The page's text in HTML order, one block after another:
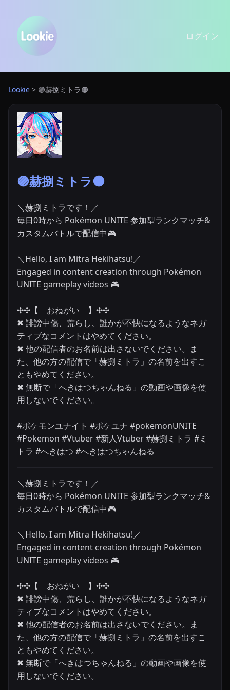
ログイン
Lookie > 🟣赫捌ミトラ🟠
🟣赫捌ミトラ🟠
＼赫捌ミトラです！／
毎日0時から Pokémon UNITE 参加型ランクマッチ&
カスタムバトルで配信中🎮
＼Hello, I am Mitra Hekihatsu!／
Engaged in content creation through Pokémon
UNITE gameplay videos 🎮
✣✣­­【　おねがい　】✣✣
✖ 誹謗中傷、荒らし、誰かが不快になるようなネガ
ティブなコメントはやめてください。
✖ 他の配信者のお名前は出さないでください。ま
た、他の方の配信で「赫捌ミトラ」の名前を出すこ
ともやめてください。
✖ 無断で「へきはつちゃんねる」の動画や画像を使
用しないでください。
#ポケモンユナイト #ポケユナ #pokemonUNITE
#Pokemon #Vtuber #新人Vtuber #赫捌ミトラ #ミ
＼赫捌ミトラです！／
毎日0時から Pokémon UNITE 参加型ランクマッチ&
カスタムバトルで配信中🎮
＼Hello, I am Mitra Hekihatsu!／
Engaged in content creation through Pokémon
UNITE gameplay videos 🎮
✣✣­­【　おねがい　】✣✣
✖ 誹謗中傷、荒らし、誰かが不快になるようなネガ
ティブなコメントはやめてください。
✖ 他の配信者のお名前は出さないでください。ま
た、他の方の配信で「赫捌ミトラ」の名前を出すこ
ともやめてください。
✖ 無断で「へきはつちゃんねる」の動画や画像を使
用しないでください。